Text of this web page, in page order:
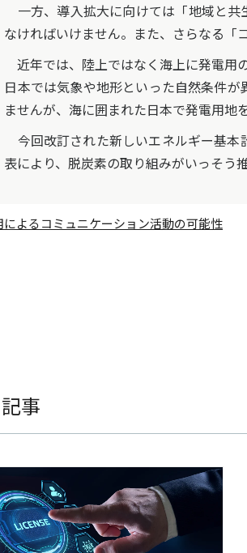
一方、導入拡大に向けては「地域と共
なければいけません。また、さらなる「
近年では、陸上ではなく海上に発電用
日本では気象や地形といった自然条件
ませんが、海に囲まれた日本で発電用地
今回改訂された新しいエネルギー基本
表により、脱炭素の取り組みがいっそう
によるコミュニケーション活動の可能性
事